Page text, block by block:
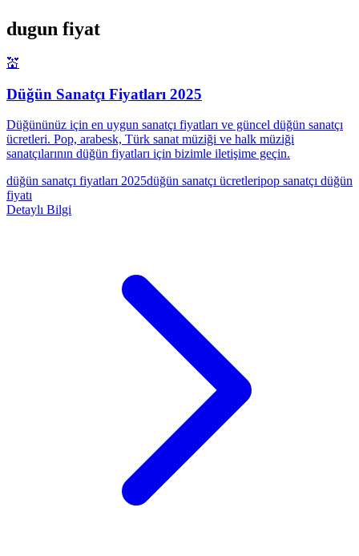
dugun fiyat
💒
Düğün Sanatçı Fiyatları 2025
Düğününüz için en uygun sanatçı fiyatları ve güncel düğün sanatçı
ücretleri. Pop, arabesk, Türk sanat müziği ve halk müziği
sanatçılarının düğün fiyatları için bizimle iletişime geçin.
düğün sanatçı fiyatları 2025düğün sanatçı ücretleripop sanatçı düğün
fiyatı
Detaylı Bilgi